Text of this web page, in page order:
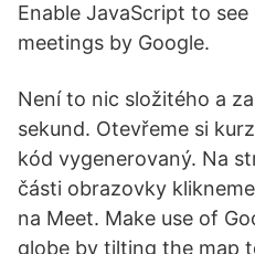
Enable JavaScript to
meetings by Google.
Není to nic složitého a
sekund. Otevřeme si
kód vygenerovaný. Na
části obrazovky
na Meet. Make use of
globe by tilting the map